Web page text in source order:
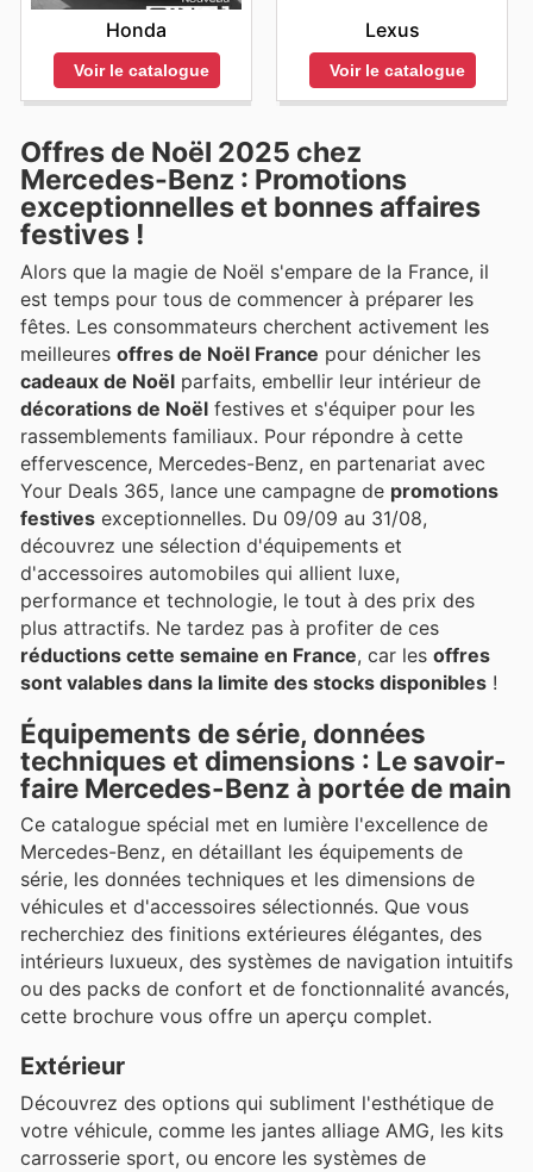
Honda
Voir le catalogue
Lexus
Voir le catalogue
Offres de Noël 2025 chez
Mercedes-Benz : Promotions
exceptionnelles et bonnes affaires
festives !
Alors que la magie de Noël s'empare de la France, il
est temps pour tous de commencer à préparer les
fêtes. Les consommateurs cherchent activement les
meilleures offres de Noël France pour dénicher les
cadeaux de Noël parfaits, embellir leur intérieur de
décorations de Noël festives et s'équiper pour les
rassemblements familiaux. Pour répondre à cette
effervescence, Mercedes-Benz, en partenariat avec
Your Deals 365, lance une campagne de promotions
festives exceptionnelles. Du 09/09 au 31/08,
découvrez une sélection d'équipements et
d'accessoires automobiles qui allient luxe,
performance et technologie, le tout à des prix des
plus attractifs. Ne tardez pas à profiter de ces
réductions cette semaine en France, car les offres
sont valables dans la limite des stocks disponibles !
Équipements de série, données
techniques et dimensions : Le savoir-
faire Mercedes-Benz à portée de main
Ce catalogue spécial met en lumière l'excellence de
Mercedes-Benz, en détaillant les équipements de
série, les données techniques et les dimensions de
véhicules et d'accessoires sélectionnés. Que vous
recherchiez des finitions extérieures élégantes, des
intérieurs luxueux, des systèmes de navigation intuitifs
ou des packs de confort et de fonctionnalité avancés,
cette brochure vous offre un aperçu complet.
Extérieur
Découvrez des options qui subliment l'esthétique de
votre véhicule, comme les jantes alliage AMG, les kits
carrosserie sport, ou encore les systèmes de